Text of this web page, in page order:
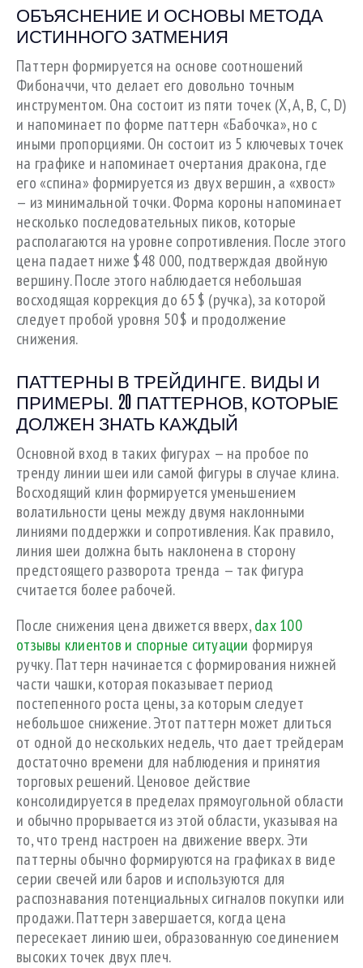
ОБЪЯСНЕНИЕ И ОСНОВЫ МЕТОДА
ИСТИННОГО ЗАТМЕНИЯ
Паттерн формируется на основе соотношений
Фибоначчи, что делает его довольно точным
инструментом. Она состоит из пяти точек (X, A, B, C, D)
и напоминает по форме паттерн «Бабочка», но с
иными пропорциями. Он состоит из 5 ключевых точек
на графике и напоминает очертания дракона, где
его «спина» формируется из двух вершин, а «хвост»
— из минимальной точки. Форма короны напоминает
несколько последовательных пиков, которые
располагаются на уровне сопротивления. После этого
цена падает ниже $48 000, подтверждая двойную
вершину. После этого наблюдается небольшая
восходящая коррекция до 65 $ (ручка), за которой
следует пробой уровня 50 $ и продолжение
снижения.
ПАТТЕРНЫ В ТРЕЙДИНГЕ. ВИДЫ И
ПРИМЕРЫ. 20 ПАТТЕРНОВ, КОТОРЫЕ
ДОЛЖЕН ЗНАТЬ КАЖДЫЙ
Основной вход в таких фигурах — на пробое по
тренду линии шеи или самой фигуры в случае клина.
Восходящий клин формируется уменьшением
волатильности цены между двумя наклонными
линиями поддержки и сопротивления. Как правило,
линия шеи должна быть наклонена в сторону
предстоящего разворота тренда — так фигура
считается более рабочей.
После снижения цена движется вверх,dax 100
отзывы клиентов и спорные ситуации формируя
ручку. Паттерн начинается с формирования нижней
части чашки, которая показывает период
постепенного роста цены, за которым следует
небольшое снижение. Этот паттерн может длиться
от одной до нескольких недель, что дает трейдерам
достаточно времени для наблюдения и принятия
торговых решений. Ценовое действие
консолидируется в пределах прямоугольной области
и обычно прорывается из этой области, указывая на
то, что тренд настроен на движение вверх. Эти
паттерны обычно формируются на графиках в виде
серии свечей или баров и используются для
распознавания потенциальных сигналов покупки или
продажи. Паттерн завершается, когда цена
пересекает линию шеи, образованную соединением
высоких точек двух плеч.